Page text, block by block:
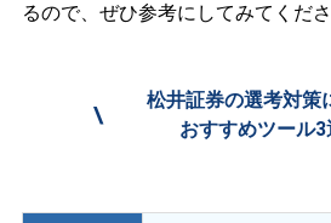
るので、ぜひ参考にしてみてくださ
\
松井証券の選考対策
おすすめツール3